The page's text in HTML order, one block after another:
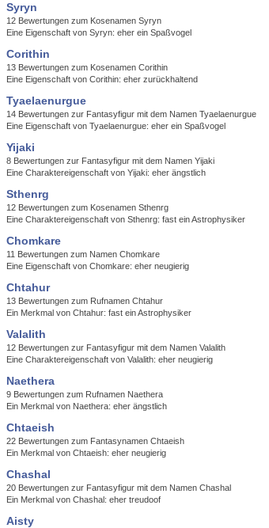
Syryn
12 Bewertungen zum Kosenamen Syryn
Eine Eigenschaft von Syryn: eher ein Spaßvogel
Corithin
13 Bewertungen zum Kosenamen Corithin
Eine Eigenschaft von Corithin: eher zurückhaltend
Tyaelaenurgue
14 Bewertungen zur Fantasyfigur mit dem Namen Tyaelaenurgue
Eine Eigenschaft von Tyaelaenurgue: eher ein Spaßvogel
Yijaki
8 Bewertungen zur Fantasyfigur mit dem Namen Yijaki
Eine Charaktereigenschaft von Yijaki: eher ängstlich
Sthenrg
12 Bewertungen zum Kosenamen Sthenrg
Eine Charaktereigenschaft von Sthenrg: fast ein Astrophysiker
Chomkare
11 Bewertungen zum Namen Chomkare
Eine Eigenschaft von Chomkare: eher neugierig
Chtahur
13 Bewertungen zum Rufnamen Chtahur
Ein Merkmal von Chtahur: fast ein Astrophysiker
Valalith
12 Bewertungen zur Fantasyfigur mit dem Namen Valalith
Eine Charaktereigenschaft von Valalith: eher neugierig
Naethera
9 Bewertungen zum Rufnamen Naethera
Ein Merkmal von Naethera: eher ängstlich
Chtaeish
22 Bewertungen zum Fantasynamen Chtaeish
Ein Merkmal von Chtaeish: eher neugierig
Chashal
20 Bewertungen zur Fantasyfigur mit dem Namen Chashal
Ein Merkmal von Chashal: eher treudoof
Aisty